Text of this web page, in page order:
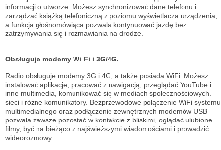
informacji o utworze. Możesz synchronizować dane telefonu i
zarządzać książką telefoniczną z poziomu wyświetlacza urządzenia,
a funkcja głośnomówiąca pozwala kontynuować jazdę bez
zatrzymywania się i rozmawiania na drodze.
Obsługuje modemy Wi-Fi i 3G/4G.
Radio obsługuje modemy 3G i 4G, a także posiada WiFi. Możesz
instalować aplikacje, pracować z nawigacją, przeglądać YouTube i
inne multimedia, komunikować się w mediach społecznościowych.
sieci i różne komunikatory. Bezprzewodowe połączenie WiFi systemu
multimedialnego oraz podłączenie zewnętrznych modemów USB
pozwala zawsze pozostać w kontakcie z bliskimi, oglądać ulubione
filmy, być na bieżąco z najświeższymi wiadomościami i prowadzić
wideorozmowy.